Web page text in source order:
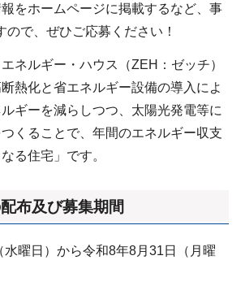
をホームページに掲載するなど、事
ので、ぜひご応募ください！
ネルギー・ハウス（ZEH：ゼッチ）
熱化と省エネルギー設備の導入によ
ギーを減らしつつ、太陽光発電等に
くることで、年間のエネルギー収支
る住宅」です。
布及び募集期間
曜日）から令和8年8月31日（月曜